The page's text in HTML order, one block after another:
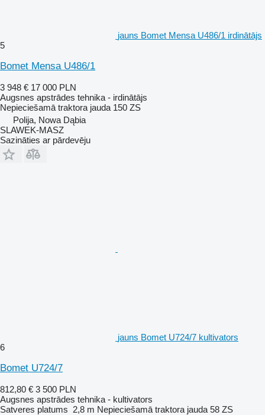
jauns Bomet Mensa U486/1 irdinātājs
5
Bomet Mensa U486/1
3 948 € 17 000 PLN
Augsnes apstrādes tehnika - irdinātājs
Nepieciešamā traktora jauda 150 ZS
Polija, Nowa Dąbia
SLAWEK-MASZ
Sazināties ar pārdevēju
jauns Bomet U724/7 kultivators
6
Bomet U724/7
812,80 € 3 500 PLN
Augsnes apstrādes tehnika - kultivators
Satveres platums 2,8 m Nepieciešamā traktora jauda 58 ZS